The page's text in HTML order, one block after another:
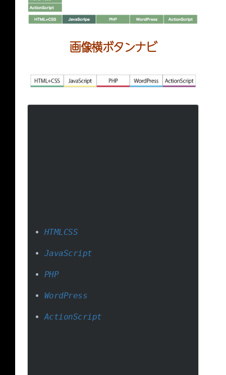
画像横ボタンナビ
HTMLCSS
JavaScript
PHP
WordPress
ActionScript